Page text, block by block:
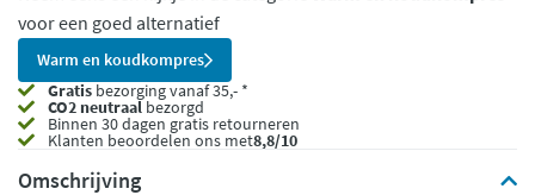
voor een goed alternatief
Warm en koudkompres
Gratis bezorging vanaf 35,- *
CO2 neutraalbezorgd
Binnen 30 dagen gratis retourneren
Klanten beoordelen ons met8,8/10
Omschrijving